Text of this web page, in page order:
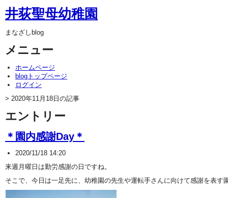
井荻聖母幼稚園
まなざしblog
メニュー
ホームページ
blogトップページ
ログイン
> 2020年11月18日の記事
エントリー
＊園内感謝Day＊
2020/11/18 14:20
来週月曜日は勤労感謝の日ですね。
そこで、今日は一足先に、幼稚園の先生や運転手さんに向けて感謝を表す